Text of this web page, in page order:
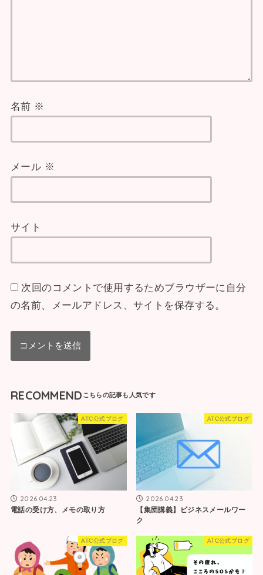
名前 ※
メール ※
サイト
次回のコメントで使用するためブラウザーに自分
の名前、メールアドレス、サイトを保存する。
RECOMMEND
ATC公式ブログ
2026.04.23
電話の受け方、メモの取り方
ATC公式ブログ
2026.04.23
【集団講義】ビジネスメールワー
ク
ATC公式ブログ ATC公式ブログ